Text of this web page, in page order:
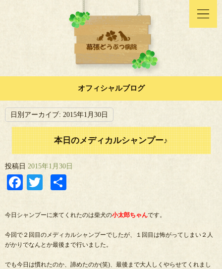
オフィシャルブログ
日別アーカイブ: 2015年1月30日
本日のメディカルシャンプー♪
投稿日 2015年1月30日
Facebook
Twitter
今日シャンプーに来てくれたのは柴犬の小太郎ちゃんです。
今回で２回目のメディカルシャンプーでしたが、１回目は怖がってしまい２人
がかりでなんとか最後まで行いました。
でも今日は慣れたのか、諦めたのか(笑)、最後まで大人しくやらせてくれまし